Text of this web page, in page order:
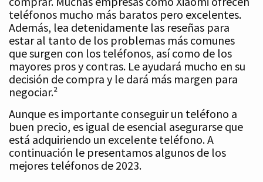
teléfonos mucho más baratos pero excelentes.
Además, lea detenidamente las reseñas para
estar al tanto de los problemas más comunes
que surgen con los teléfonos, así como de los
mayores pros y contras. Le ayudará mucho en su
decisión de compra y le dará más margen para
negociar.²
Aunque es importante conseguir un teléfono a
buen precio, es igual de esencial asegurarse que
está adquiriendo un excelente teléfono. A
continuación le presentamos algunos de los
mejores teléfonos de 2023.